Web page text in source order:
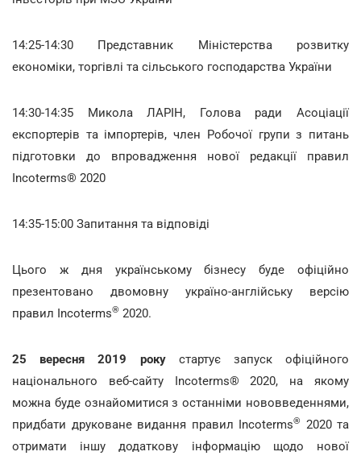
14:25-14:30 Представник Міністерства розвитку
економіки, торгівлі та сільського господарства України
14:30-14:35 Микола ЛАРІН, Голова ради Асоціації
експортерів та імпортерів, член Робочої групи з питань
підготовки до впровадження нової редакції правил
Incoterms® 2020
14:35-15:00 Запитання та відповіді
Цього ж дня українському бізнесу буде офіційно
презентовано двомовну україно-англійську версію
правил Incoterms® 2020.
25 вересня 2019 року стартує запуск офіційного
національного веб-сайту Incoterms® 2020, на якому
можна буде ознайомитися з останніми нововведеннями,
придбати друковане видання правил Incoterms®
2020 та
отримати іншу додаткову інформацію щодо нової